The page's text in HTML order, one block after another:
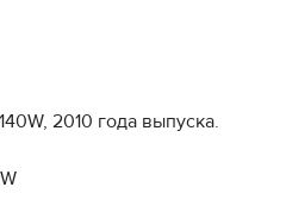
2010 года выпуска.